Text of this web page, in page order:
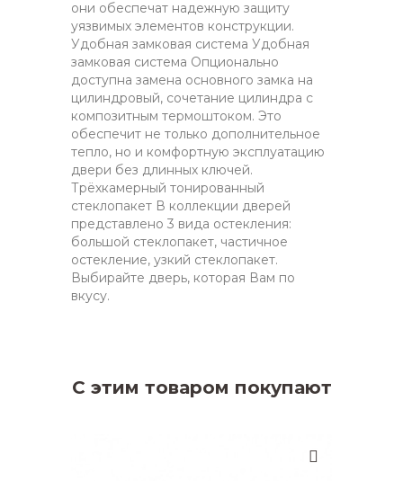
они обеспечат надежную защиту
уязвимых элементов конструкции.
Удобная замковая система Удобная
замковая система Опционально
доступна замена основного замка на
цилиндровый, сочетание цилиндра с
композитным термоштоком. Это
обеспечит не только дополнительное
тепло, но и комфортную эксплуатацию
двери без длинных ключей.
Трёхкамерный тонированный
стеклопакет В коллекции дверей
представлено 3 вида остекления:
большой стеклопакет, частичное
остекление, узкий стеклопакет.
Выбирайте дверь, которая Вам по
вкусу.
С этим товаром покупают